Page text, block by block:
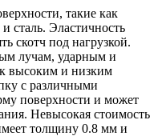
такие как
сталь. Эластичность
скотч под нагрузкой.
лучам, ударным и
высоким и низким
с различными
поверхности и может
Невысокая стоимость
толщину 0.8 мм и